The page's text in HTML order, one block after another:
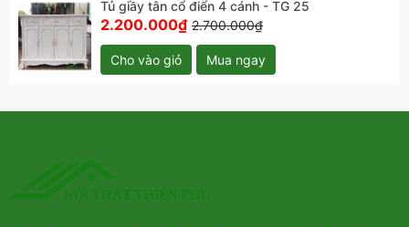
Tủ giầy tân cổ điển 4 cánh - TG 25
2.200.000₫ 2.700.000₫
Cho vào giỏ Mua ngay